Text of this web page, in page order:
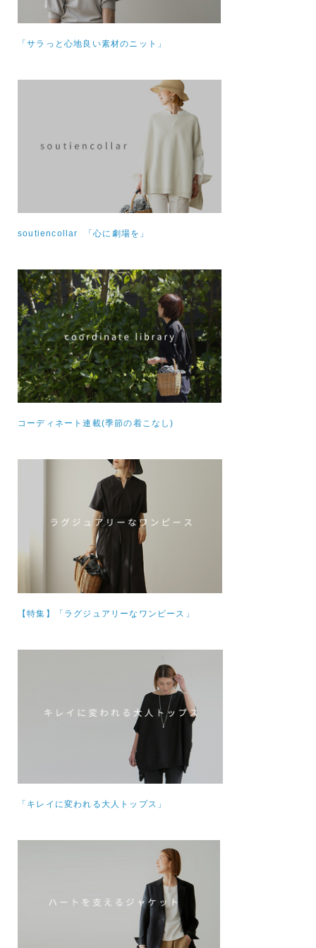
「サラっと心地良い素材のニット」
soutiencollar 「心に劇場を」
コーディネート連載(季節の着こなし)
【特集】 「ラグジュアリーなワンピース」
「キレイに変われる大人トップス」